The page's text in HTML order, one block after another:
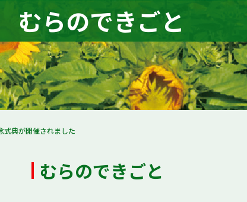
むらのできごと
式典が開催されました
むらのできごと